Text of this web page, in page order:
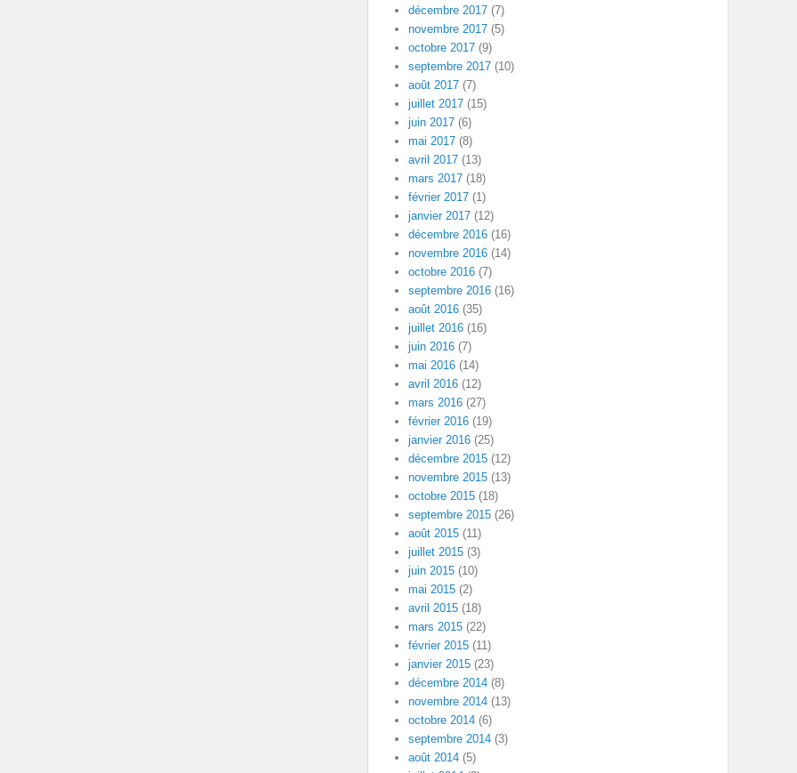
décembre 2017 (7)
novembre 2017 (5)
octobre 2017 (9)
septembre 2017 (10)
août 2017 (7)
juillet 2017 (15)
juin 2017 (6)
mai 2017 (8)
avril 2017 (13)
mars 2017 (18)
février 2017 (1)
janvier 2017 (12)
décembre 2016 (16)
novembre 2016 (14)
octobre 2016 (7)
septembre 2016 (16)
août 2016 (35)
juillet 2016 (16)
juin 2016 (7)
mai 2016 (14)
avril 2016 (12)
mars 2016 (27)
février 2016 (19)
janvier 2016 (25)
décembre 2015 (12)
novembre 2015 (13)
octobre 2015 (18)
septembre 2015 (26)
août 2015 (11)
juillet 2015 (3)
juin 2015 (10)
mai 2015 (2)
avril 2015 (18)
mars 2015 (22)
février 2015 (11)
janvier 2015 (23)
décembre 2014 (8)
novembre 2014 (13)
octobre 2014 (6)
septembre 2014 (3)
août 2014 (5)